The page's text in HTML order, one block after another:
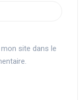
site dans le